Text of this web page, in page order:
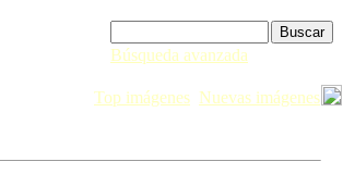
Búsqueda avanzada
Top imágenes Nuevas imágenes